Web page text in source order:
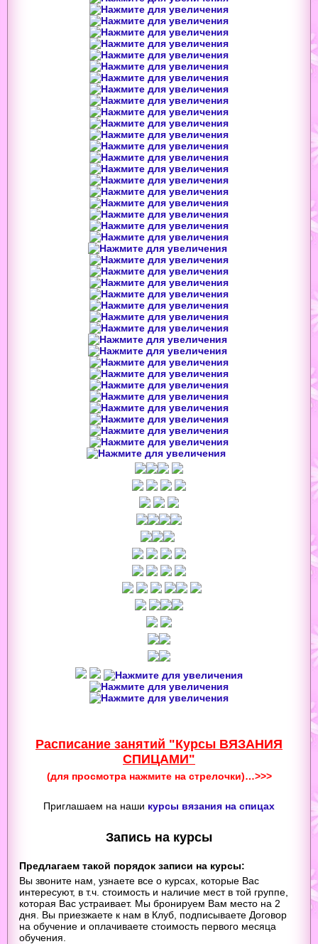
Расписание занятий "Курсы ВЯЗАНИЯ
СПИЦАМИ"
(для просмотра нажмите на стрелочки)…>>>
Приглашаем на наши курсы вязания на спицах
Запись на курсы
Предлагаем такой порядок записи на курсы:
Вы звоните нам, узнаете все о курсах, которые Вас
интересуют, в т.ч. стоимость и наличие мест в той группе,
которая Вас устраивает. Мы бронируем Вам место на 2
дня. Вы приезжаете к нам в Клуб, подписываете Договор
на обучение и оплачиваете стоимость первого месяца
обучения.